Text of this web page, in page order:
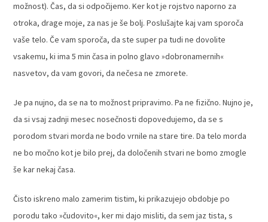
možnost). Čas, da si odpočijemo. Ker kot je rojstvo naporno za
otroka, drage moje, za nas je še bolj. Poslušajte kaj vam sporoča
vaše telo. Če vam sporoča, da ste super pa tudi ne dovolite
vsakemu, ki ima 5 min časa in polno glavo »dobronamernih«
nasvetov, da vam govori, da nečesa ne zmorete.
Je pa nujno, da se na to možnost pripravimo. Pa ne fizično. Nujno je,
da si vsaj zadnji mesec nosečnosti dopovedujemo, da se s
porodom stvari morda ne bodo vrnile na stare tire. Da telo morda
ne bo močno kot je bilo prej, da določenih stvari ne bomo zmogle
še kar nekaj časa.
Čisto iskreno malo zamerim tistim, ki prikazujejo obdobje po
porodu tako »čudovito«, ker mi dajo misliti, da sem jaz tista, s